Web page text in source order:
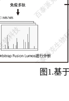
图1.基